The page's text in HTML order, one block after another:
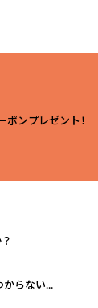
ンプレゼント！
らない...